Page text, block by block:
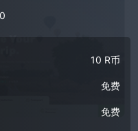
0
10 R币
免费
免费